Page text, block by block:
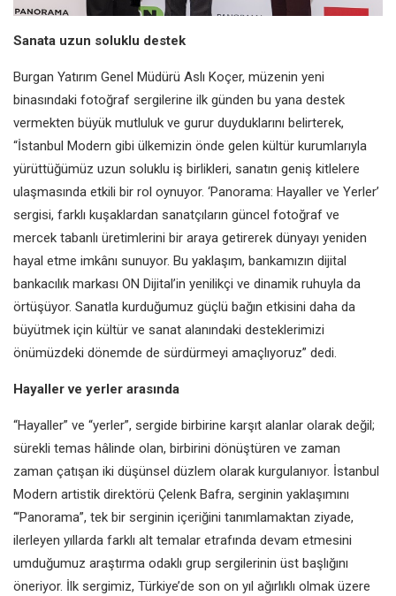
Sanata uzun soluklu destek
Burgan Yatırım Genel Müdürü Aslı Koçer, müzenin yeni
binasındaki fotoğraf sergilerine ilk günden bu yana destek
vermekten büyük mutluluk ve gurur duyduklarını belirterek,
“İstanbul Modern gibi ülkemizin önde gelen kültür kurumlarıyla
yürüttüğümüz uzun soluklu iş birlikleri, sanatın geniş kitlelere
ulaşmasında etkili bir rol oynuyor. ‘Panorama: Hayaller ve Yerler’
sergisi, farklı kuşaklardan sanatçıların güncel fotoğraf ve
mercek tabanlı üretimlerini bir araya getirerek dünyayı yeniden
hayal etme imkânı sunuyor. Bu yaklaşım, bankamızın dijital
bankacılık markası ON Dijital’in yenilikçi ve dinamik ruhuyla da
örtüşüyor. Sanatla kurduğumuz güçlü bağın etkisini daha da
büyütmek için kültür ve sanat alanındaki desteklerimizi
önümüzdeki dönemde de sürdürmeyi amaçlıyoruz” dedi.
Hayaller ve yerler arasında
“Hayaller” ve “yerler”, sergide birbirine karşıt alanlar olarak değil;
sürekli temas hâlinde olan, birbirini dönüştüren ve zaman
zaman çatışan iki düşünsel düzlem olarak kurgulanıyor. İstanbul
Modern artistik direktörü Çelenk Bafra, serginin yaklaşımını
‘“Panorama”, tek bir serginin içeriğini tanımlamaktan ziyade,
ilerleyen yıllarda farklı alt temalar etrafında devam etmesini
umduğumuz araştırma odaklı grup sergilerinin üst başlığını
öneriyor. İlk sergimiz, Türkiye’de son on yıl ağırlıklı olmak üzere